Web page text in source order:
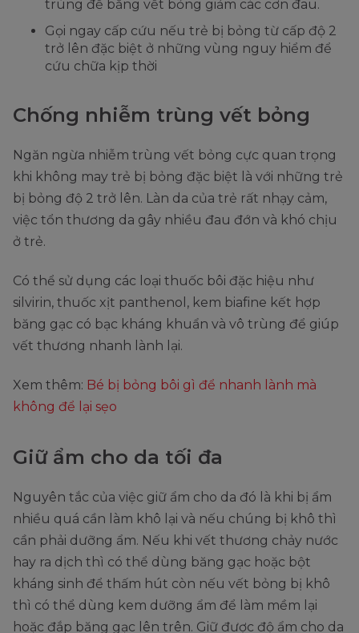
trùng để băng vết bỏng giảm các cơn đau.
Gọi ngay cấp cứu nếu trẻ bị bỏng từ cấp độ 2
trở lên đặc biệt ở những vùng nguy hiểm để
cứu chữa kịp thời
Chống nhiễm trùng vết bỏng
Ngăn ngừa nhiễm trùng vết bỏng cực quan trọng
khi không may trẻ bị bỏng đặc biệt là với những trẻ
bị bỏng độ 2 trở lên. Làn da của trẻ rất nhạy cảm,
việc tổn thương da gây nhiều đau đớn và khó chịu
ở trẻ.
Có thể sử dụng các loại thuốc bôi đặc hiệu như
silvirin, thuốc xịt panthenol, kem biafine kết hợp
băng gạc có bạc kháng khuẩn và vô trùng để giúp
vết thương nhanh lành lại.
Xem thêm: Bé bị bỏng bôi gì để nhanh lành mà
không để lại sẹo
Giữ ẩm cho da tối đa
Nguyên tắc của việc giữ ẩm cho da đó là khi bị ẩm
nhiều quá cần làm khô lại và nếu chúng bị khô thì
cần phải dưỡng ẩm. Nếu khi vết thương chảy nước
hay ra dịch thì có thể dùng băng gạc hoặc bột
kháng sinh để thấm hút còn nếu vết bỏng bị khô
thì có thể dùng kem dưỡng ẩm để làm mềm lại
hoặc đắp băng gạc lên trên. Giữ được độ ẩm cho da